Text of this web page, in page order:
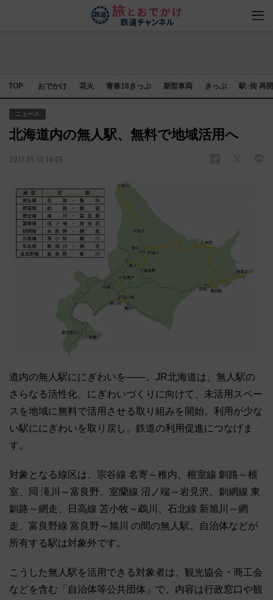
TOP おでかけ 花火 青春18きっぷ 新型車両 きっぷ 駅･街 再
ニュース
北海道内の無人駅、無料で地域活用へ
2017.05.12 14:05
道内の無人駅ににぎわいを――。JR北海道は、無人駅の
さらなる活性化、にぎわいづくりに向けて、未活用スペー
スを地域に無料で活用させる取り組みを開始。利用が少な
い駅ににぎわいを取り戻し、鉄道の利用促進につなげま
す。
対象となる線区は、宗谷線 名寄～稚内、根室線 釧路～根
室、同 滝川～富良野、室蘭線 沼ノ端～岩見沢、釧網線 東
釧路～網走、日高線 苫小牧～鵡川、石北線 新旭川～網
走、富良野線 富良野～旭川 の間の無人駅。自治体などが
所有する駅は対象外です。
こうした無人駅を活用できる対象者は、観光協会・商工会
などを含む「自治体等公共団体」で、内容は行政窓口や観